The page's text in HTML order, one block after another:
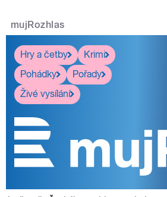
mujRozhlas
Hry a četby
Krimi
Pohádky
Pořady
Živé vysílání